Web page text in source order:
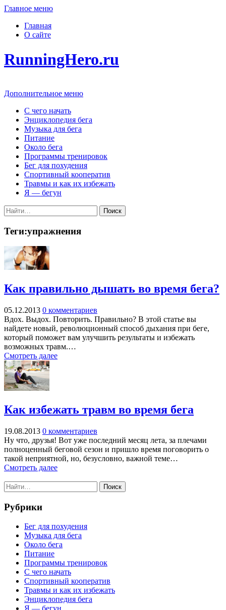
Главное меню
Главная
О сайте
RunningHero.ru
Дополнительное меню
С чего начать
Энциклопедия бега
Музыка для бега
Питание
Около бега
Программы тренировок
Бег для похудения
Спортивный кооператив
Травмы и как их избежать
Я — бегун
Поиск
Теги:упражнения
Как правильно дышать во время бега?
05.12.2013 0 комментариев
Вдох. Выдох. Повторить. Правильно? В этой статье вы
найдете новый, революционный способ дыхания при беге,
который поможет вам улучшить результаты и избежать
возможных травм.…
Смотреть далее
Как избежать травм во время бега
19.08.2013 0 комментариев
Ну что, друзья! Вот уже последний месяц лета, за плечами
полноценный беговой сезон и пришло время поговорить о
такой неприятной, но, безусловно, важной теме…
Смотреть далее
Поиск
Рубрики
Бег для похудения
Музыка для бега
Около бега
Питание
Программы тренировок
С чего начать
Спортивный кооператив
Травмы и как их избежать
Энциклопедия бега